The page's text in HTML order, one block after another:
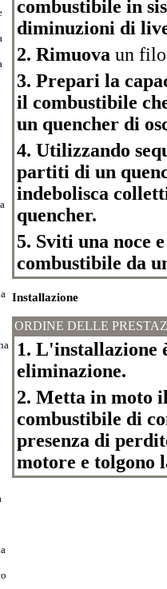
combustibile in
diminuzioni di
2. Rimuova un
3. Prepari la
il combustibile
un quencher di
4. Utilizzando
partiti di un
indebolisca
quencher.
5. Sviti una noce
combustibile da
Installazione
ORDINE DELLE
1. L'installazione
eliminazione.
2. Metta in moto
combustibile di
presenza di
motore e tolgono